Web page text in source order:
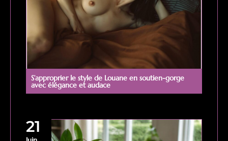
S’approprier le style de Louane en soutien-gorge
avec élégance et audace
21